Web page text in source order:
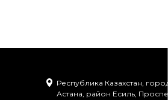
Республика Казахстан,
Астана, район Есиль,